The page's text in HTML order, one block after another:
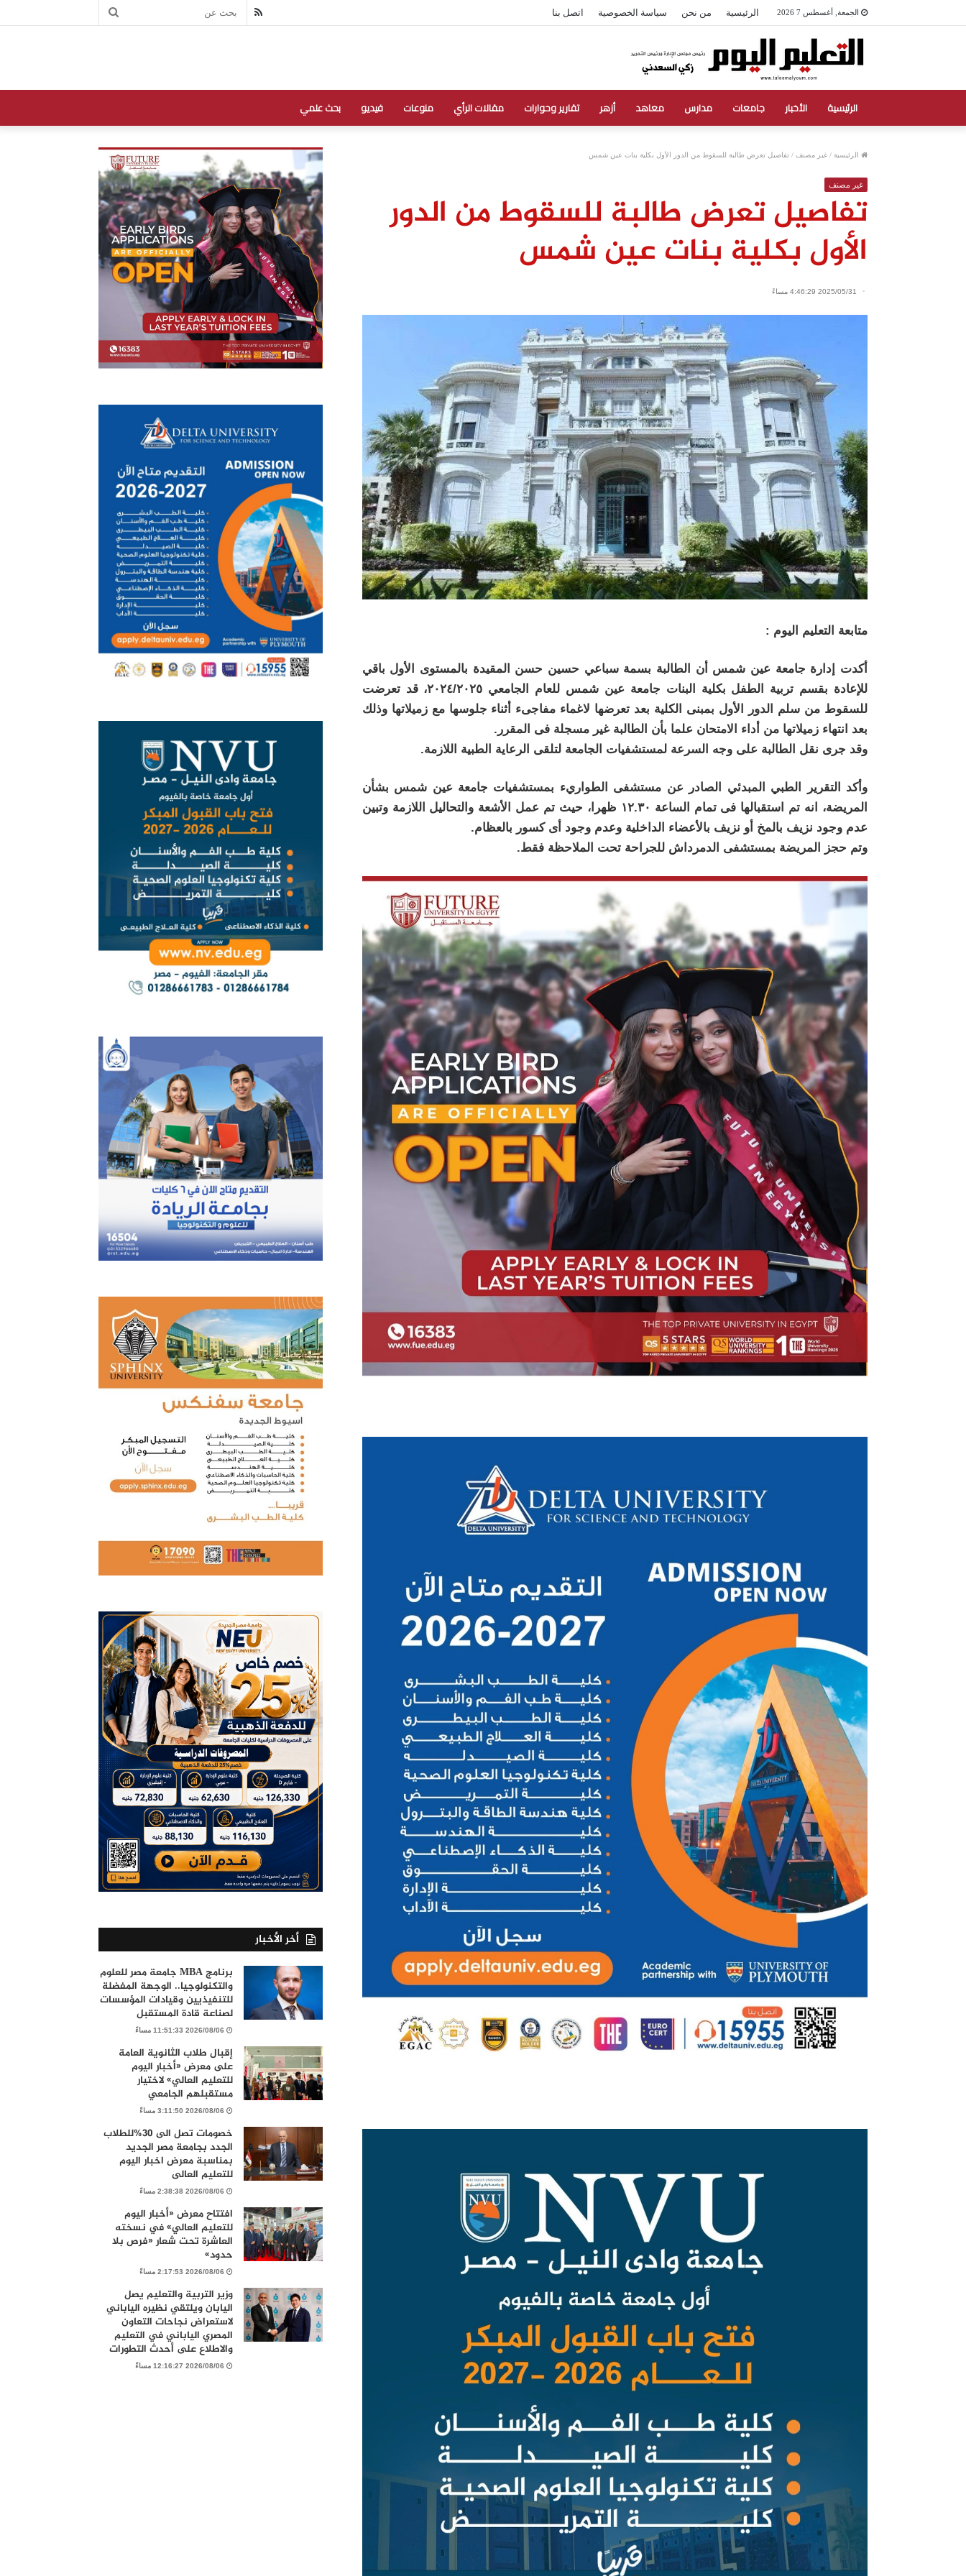
الجمعة, أغسطس 7 2026 الرئيسية من نحن سياسة الخصوصية اتصل بنا بحث RSS
الرئيسية الأخبار جامعات مدارس معاهد أزهر تقارير وحوارات مقالات الرأي منوعات فيديو بحث علمي
الرئيسية / غير مصنف / تفاصيل تعرض طالبة للسقوط من الدور الأول بكلية بنات عين شمس
غير مصنف
تفاصيل تعرض طالبة للسقوط من الدور
الأول بكلية بنات عين شمس
2025/05/31 4:46:29 مساءً
متابعة التعليم اليوم :
أكدت إدارة جامعة عين شمس أن الطالبة بسمة سباعي حسين حسن المقيدة بالمستوى الأول باقي
للإعادة بقسم تربية الطفل بكلية البنات جامعة عين شمس للعام الجامعي ٢٠٢٤/٢٠٢٥، قد تعرضت
للسقوط من سلم الدور الأول بمبنى الكلية بعد تعرضها لاغماء مفاجىء أثناء جلوسها مع زميلاتها وذلك
بعد انتهاء زميلاتها من أداء الامتحان علما بأن الطالبة غير مسجلة فى المقرر.
وقد جرى نقل الطالبة على وجه السرعة لمستشفيات الجامعة لتلقى الرعاية الطبية اللازمة.
وأكد التقرير الطبي المبدئي الصادر عن مستشفى الطواريء بمستشفيات جامعة عين شمس بشأن
المريضة، انه تم استقبالها فى تمام الساعة ١٢.٣٠ ظهرا، حيث تم عمل الأشعة والتحاليل اللازمة وتبين
عدم وجود نزيف بالمخ أو نزيف بالأعضاء الداخلية وعدم وجود أى كسور بالعظام.
وتم حجز المريضة بمستشفى الدمرداش للجراحة تحت الملاحظة فقط.
أخر الأخبار
برنامج MBA جامعة مصر للعلوم
والتكنولوجيا.. الوجهة المفضلة
للتنفيذيين وقيادات المؤسسات
لصناعة قادة المستقبل
2026/08/06 11:51:33 مساءً
إقبال طلاب الثانوية العامة
على معرض «أخبار اليوم
للتعليم العالي» لاختيار
مستقبلهم الجامعي
2026/08/06 3:11:50 مساءً
خصومات تصل الى 30%للطلاب
الجدد بجامعة مصر الجديد
بمناسبة معرض اخبار اليوم
للتعليم العالى
2026/08/06 2:38:38 مساءً
افتتاح معرض «أخبار اليوم
للتعليم العالي» في نسخته
العاشرة تحت شعار «فرص بلا
حدود»
2026/08/06 2:17:53 مساءً
وزير التربية والتعليم يصل
اليابان ويلتقي نظيره الياباني
لاستعراض نجاحات التعاون
المصري الياباني في التعليم
والاطلاع على أحدث التطورات
2026/08/06 12:16:27 مساءً